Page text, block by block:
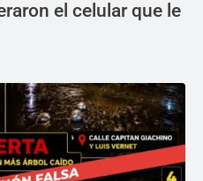
el celular que le